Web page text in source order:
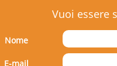
Vuoi essere
Nome
E-mail